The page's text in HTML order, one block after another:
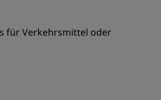
für Verkehrsmittel oder